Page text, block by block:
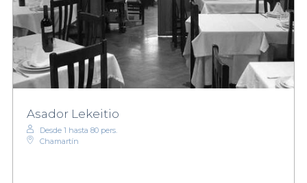
Asador Lekeitio
Desde 1 hasta 80 pers.
Chamartín